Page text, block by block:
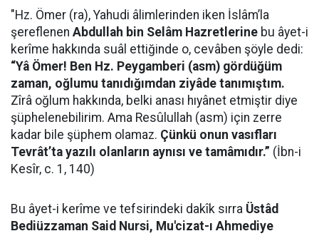
"Hz. Ömer (ra), Yahudi âlimlerinden iken İslâm’la
şereflenen Abdullah bin Selâm Hazretlerine bu âyet-i
kerîme hakkında suâl ettiğinde o, cevâben şöyle dedi:
“Yâ Ömer! Ben Hz. Peygamberi (asm) gördüğüm
zaman, oğlumu tanıdığımdan ziyâde tanımıştım.
Zîrâ oğlum hakkında, belki anası hıyânet etmiştir diye
şüphelenebilirim. Ama Resûlullah (asm) için zerre
kadar bile şüphem olamaz. Çünkü onun vasıfları
Tevrât’ta yazılı olanların aynısı ve tamâmıdır.” (İbn-i
Kesîr, c. 1, 140)
Bu âyet-i kerîme ve tefsirindeki dakîk sırra Üstâd
Bediüzzaman Said Nursi, Mu'cizat-ı Ahmediye